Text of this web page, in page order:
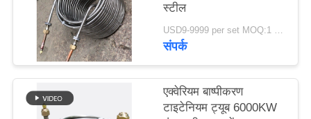
स्टील
USD9-9999 per set MOQ:1 पीसी
संपर्क
एक्वेरियम बाष्पीकरण
टाइटेनियम ट्यूब 6000KW